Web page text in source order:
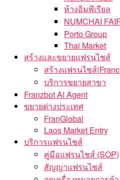
ห้างอิมพีเรียล
NUMCHAI
Porto Group
Thai Market
สร้างและขยายแฟรนไชส์
สร้างแฟรนไชส์
บริการขยายสาขา
Franzbot AI Agent
ขยายต่างประเทศ
FranGlobal
Laos Market Entry
บริการแฟรนไชส์
คู่มือแฟรนไชส์ (SOP)
สัญญาแฟรนไชส์